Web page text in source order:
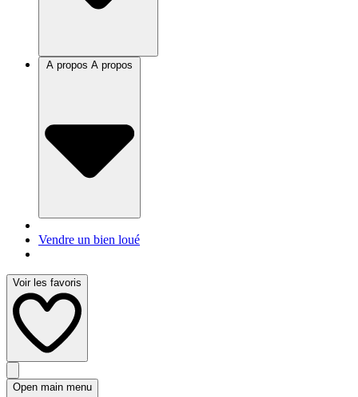
A propos
Vendre un bien loué
Voir les favoris
Open main menu